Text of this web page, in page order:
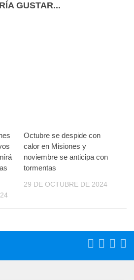
GUSTAR...
Octubre se despide con
calor en Misiones y
noviembre se anticipa con
tormentas
29 DE OCTUBRE DE 2024